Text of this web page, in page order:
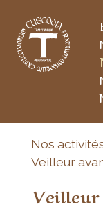
Nos
Veilleur
Veilleur